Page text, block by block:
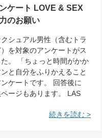
ケート LOVE & SEX
のお願い
シュアル男性（含むトラ
を対象のアンケートがス
。 「ちょっと時間がかか
と自分をふりかえること
ケートです。 回答後に
ージもあります。 LAS
続きを読む >